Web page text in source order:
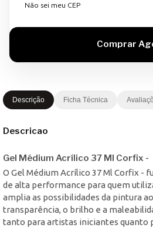
Não sei meu CEP
Descrição Ficha Técnica
Descricao
Gel Médium Acrílico 37 Ml Corfix -
O Gel Médium Acrílico 37 Ml Corfix -
de alta performance para quem
amplia as possibilidades da pintura
transparência, o brilho e a
tanto para artistas iniciantes quanto